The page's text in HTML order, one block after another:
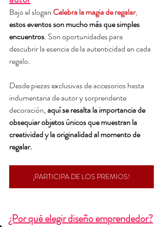
Bajo el slogan Celebra la magia de regalar,
estos eventos son mucho más que simples
encuentros. Son oportunidades para
descubrir la esencia de la autenticidad en cada
regalo.
Desde piezas exclusivas de accesorios hasta
indumentaria de autor y sorprendente
decoración, aquí se resalta la importancia de
obsequiar objetos únicos que muestran la
creatividad y la originalidad al momento de
regalar.
¡PARTICIPA DE LOS PREMIOS!
¿Por qué elegir diseño emprendedor?